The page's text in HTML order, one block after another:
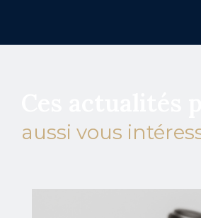
aussi vous